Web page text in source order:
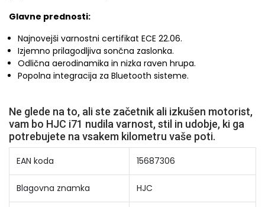
Glavne prednosti:
Najnovejši varnostni certifikat ECE 22.06.
Izjemno prilagodljiva sončna zaslonka.
Odlična aerodinamika in nizka raven hrupa.
Popolna integracija za Bluetooth sisteme.
Ne glede na to, ali ste začetnik ali izkušen motorist,
vam bo HJC i71 nudila varnost, stil in udobje, ki ga
potrebujete na vsakem kilometru vaše poti.
EAN koda 15687306
Blagovna znamka HJC